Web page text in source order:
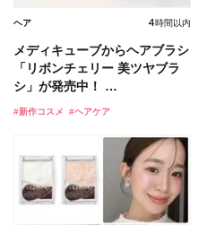
ヘア 4時間以内
メディキューブからヘアブラシ
「リボンチェリー 美ツヤブラ
シ」が発売中！ …
#新作コスメ #ヘアケア
スキンケア 2026.08.02
【石井美保さん】おすすめの
「ブライトニング」11選！ ス
キンケアからサプ…
#UV #日焼け止め
メイク 2026.08.07
ディオールから待望の新作マッ
トリップが誕生！ 大人気の“落
ちないリップ”…
#リップ #新作コスメ
2026.08.04
【2026夏】「ハンドケア」ラ
ンキングTOP5！＜美容マニア
集団・マキア…
#ベストコスメ #ランキング
美活 2026.08.01
【2026年最新】ダイエットや
腸活におすすめの食品・ドリン
ク6選！ 美活…
#ダイエット #美容ドリンク
ヘア 2026.08.03
【2026夏】「ヘアケア」名品
ランキングTOP5！＜美容マニ
ア集団・マキ…
#ヘアケア #ベストコスメ
ライフスタイル 2026.07.29
【無印良品】スキンケア×衣料
素材の最強タッグで実現！ 着
るだけで保湿でき…
#スキンケア #乾燥肌
メイク 2時間以内
夕方テカリの救世主！プリマヴ
ィスタのお直しスティックが最
高すぎた！
#新作コスメ #おすすめコスメ